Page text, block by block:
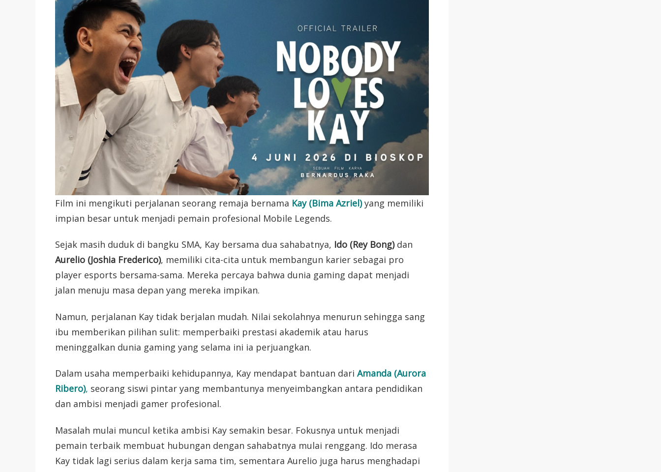
Film ini mengikuti perjalanan seorang remaja bernama Kay (Bima Azriel) yang memiliki
impian besar untuk menjadi pemain profesional Mobile Legends.
Sejak masih duduk di bangku SMA, Kay bersama dua sahabatnya, Ido (Rey Bong)dan
Aurelio (Joshia Frederico), memiliki cita-cita untuk membangun karier sebagai pro
player esports bersama-sama. Mereka percaya bahwa dunia gaming dapat menjadi
jalan menuju masa depan yang mereka impikan.
Namun, perjalanan Kay tidak berjalan mudah. Nilai sekolahnya menurun sehingga sang
ibu memberikan pilihan sulit: memperbaiki prestasi akademik atau harus
meninggalkan dunia gaming yang selama ini ia perjuangkan.
Dalam usaha memperbaiki kehidupannya, Kay mendapat bantuan dari Amanda (Aurora
Ribero), seorang siswi pintar yang membantunya menyeimbangkan antara pendidikan
dan ambisi menjadi gamer profesional.
Masalah mulai muncul ketika ambisi Kay semakin besar. Fokusnya untuk menjadi
pemain terbaik membuat hubungan dengan sahabatnya mulai renggang. Ido merasa
Kay tidak lagi serius dalam kerja sama tim, sementara Aurelio juga harus menghadapi